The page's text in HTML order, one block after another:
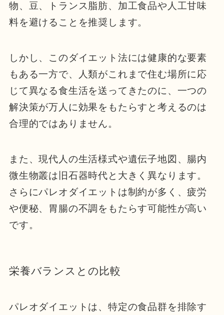
物、豆、トランス脂肪、加工食品や人工甘味
料を避けることを推奨します。
しかし、このダイエット法には健康的な要素
もある一方で、人類がこれまで住む場所に応
じて異なる食生活を送ってきたのに、一つの
解決策が万人に効果をもたらすと考えるのは
合理的ではありません。
また、現代人の生活様式や遺伝子地図、腸内
微生物叢は旧石器時代と大きく異なります。
さらにパレオダイエットは制約が多く、疲労
や便秘、胃腸の不調をもたらす可能性が高い
です。
栄養バランスとの比較
パレオダイエットは、特定の食品群を排除す